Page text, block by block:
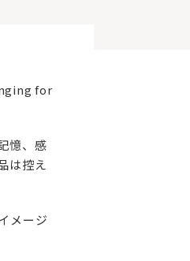
for
憶、感
は控え
メージ